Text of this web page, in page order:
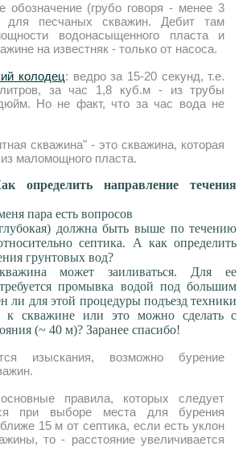
обозначение (грубо говоря - менее 3
песчаных скважин. Дебит там
водонасыщенного пласта и
на известняк - только от насоса.
колодец: ведро за 15-20 секунд, т.е.
за час 1,8 куб.м - из трубы
Но не факт, что за час вода не
скважина" - это скважина, которая
маломощного пласта.
определить направление течения
пара есть вопросов
должна быть выше по течению
септика. А как определить
грунтовых вод?
может заиливаться. Для ее
промывка водой под большим
ли для этой процедуры подъезд техники
к скважине или это можно сделать с
(~ 40 м)? Заранее спасибо!
изыскания, возможно бурение
правила, которых следует
при выборе места для бурения
15 м от септика, если есть уклон
то - расстояние увеличивается